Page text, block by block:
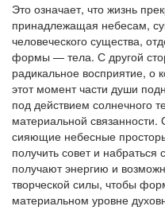
Это означает, что жизнь
принадле­жащая небесам,
человеческого существа,
формы — тела. С другой
радикальное восприятие,
этот момент части души
под действием солнечного
материальной
сияющие небесные
получить совет и
получают энергию и
творческой силы, чтобы
материальном уровне